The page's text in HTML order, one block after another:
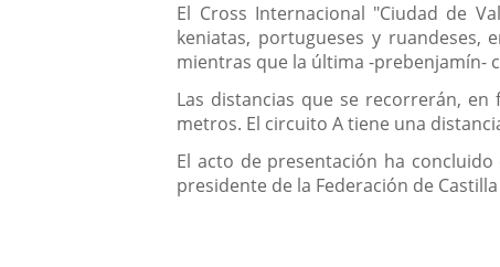
El Cross Internacional "Ciudad de
keniatas, portugueses y
mientras que la última -prebenjamín-
Las distancias que se recorrerán, en
metros. El circuito A tiene una
El acto de presentación ha
presidente de la Federación de